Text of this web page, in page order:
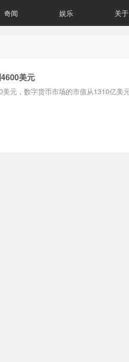
奇闻 娱乐 关于
美元
元，数字货币市场的市值从1310亿美